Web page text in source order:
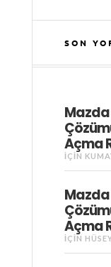
SON
Mazda
Açma
IÇIN
Mazda
Açma
IÇIN